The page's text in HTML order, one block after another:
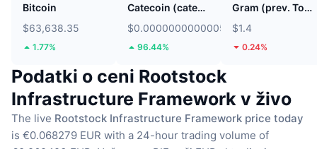
Bitcoin
$63,638.35
1.77%
Catecoin (catecoin.shop)
$0.0000000000005848
96.44%
Gram (prev. Toncoin)
$1.4
0.24%
Podatki o ceni Rootstock
Infrastructure Framework v živo
The live Rootstock Infrastructure Framework price today
is €0.068279 EUR with a 24-hour trading volume of